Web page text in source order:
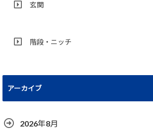
玄関
階段・ニッチ
アーカイブ
2026年8月